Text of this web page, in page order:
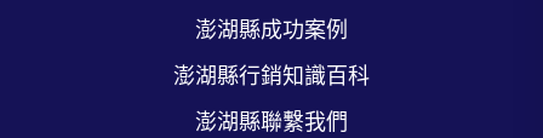
澎湖縣成功案例
澎湖縣行銷知識百科
澎湖縣聯繫我們